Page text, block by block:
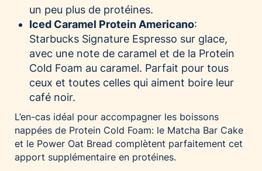
un peu plus de protéines.
Iced Caramel Protein Americano:
Starbucks Signature Espresso sur glace,
avec une note de caramel et de la Protein
Cold Foam au caramel. Parfait pour tous
ceux et toutes celles qui aiment boire leur
café noir.
L’en-cas idéal pour accompagner les boissons
nappées de Protein Cold Foam: le Matcha Bar Cake
et le Power Oat Bread complètent parfaitement cet
apport supplémentaire en protéines.